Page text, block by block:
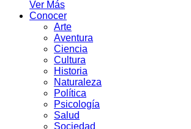
Ver Más
Conocer
Arte
Aventura
Ciencia
Cultura
Historia
Naturaleza
Política
Psicología
Salud
Sociedad